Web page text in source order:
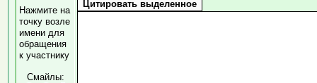
Нажмите на
точку возле
имени для
обращения
к участнику
Смайлы: